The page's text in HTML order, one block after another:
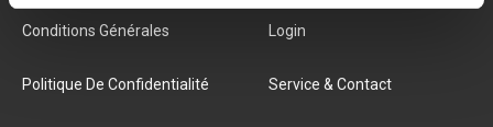
Conditions Générales
Politique De Confidentialité
Login
Service & Contact